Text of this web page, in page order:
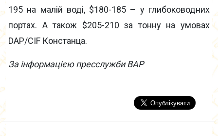
195 на малій воді, $180-185 – у глибоководних
портах. А також $205-210 за тонну на умовах
DAP/CIF Констанца.
За інформацією пресслужби ВАР